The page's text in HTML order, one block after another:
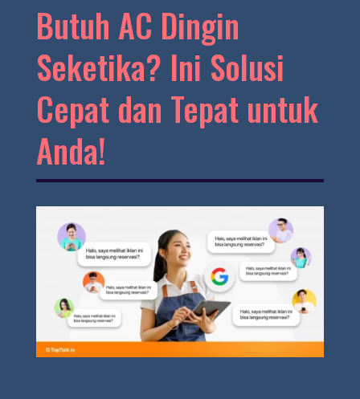
Butuh AC Dingin
Seketika? Ini Solusi
Cepat dan Tepat untuk
Anda!